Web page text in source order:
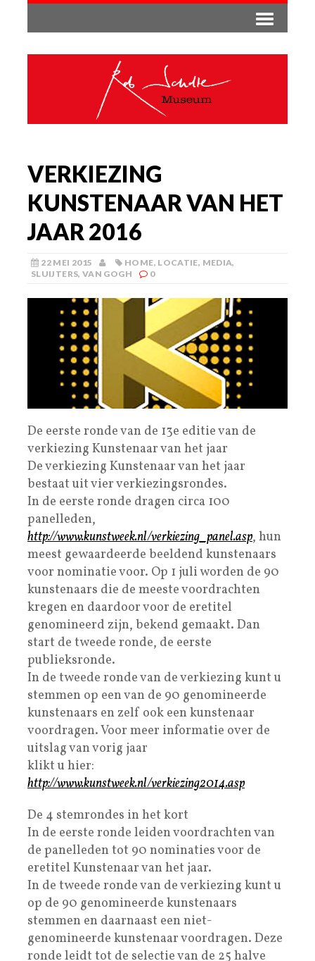
VERKIEZING
KUNSTENAAR VAN HET
JAAR 2016
22 MEI 2015 HOME, LOCATIE, MEDIA,
SLUIJTERS, VAN GOGH 0
De eerste ronde van de 13e editie van de
verkiezing Kunstenaar van het jaar
De verkiezing Kunstenaar van het jaar
bestaat uit vier verkiezingsrondes.
In de eerste ronde dragen circa 100
panelleden,
http://www.kunstweek.nl/verkiezing_panel.asp, hun
meest gewaardeerde beeldend kunstenaars
voor nominatie voor. Op 1 juli worden de 90
kunstenaars die de meeste voordrachten
kregen en daardoor voor de eretitel
genomineerd zijn, bekend gemaakt. Dan
start de tweede ronde, de eerste
publieksronde.
In de tweede ronde van de verkiezing kunt u
stemmen op een van de 90 genomineerde
kunstenaars en zelf ook een kunstenaar
voordragen. Voor meer informatie over de
uitslag van vorig jaar
klikt u hier:
http://www.kunstweek.nl/verkiezing2014.asp
De 4 stemrondes in het kort
In de eerste ronde leiden voordrachten van
de panelleden tot 90 nominaties voor de
eretitel Kunstenaar van het jaar.
In de tweede ronde van de verkiezing kunt u
op de 90 genomineerde kunstenaars
stemmen en daarnaast een niet-
genomineerde kunstenaar voordragen. Deze
ronde leidt tot de selectie van de 25 halve